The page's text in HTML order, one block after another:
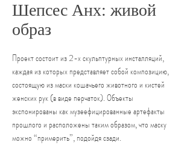
Шепсес Анх: живой
образ
Проект состоит из 2-х скульптурных инсталляций,
каждая из которых представляет собой композицию,
состоящую из маски кошачьего животного и кистей
женских рук (в виде перчаток). Объекты
экспонированы как музеефицированные артефакты
прошлого и расположены таким образом, что маску
можно “примерить”, подойдя сзади.